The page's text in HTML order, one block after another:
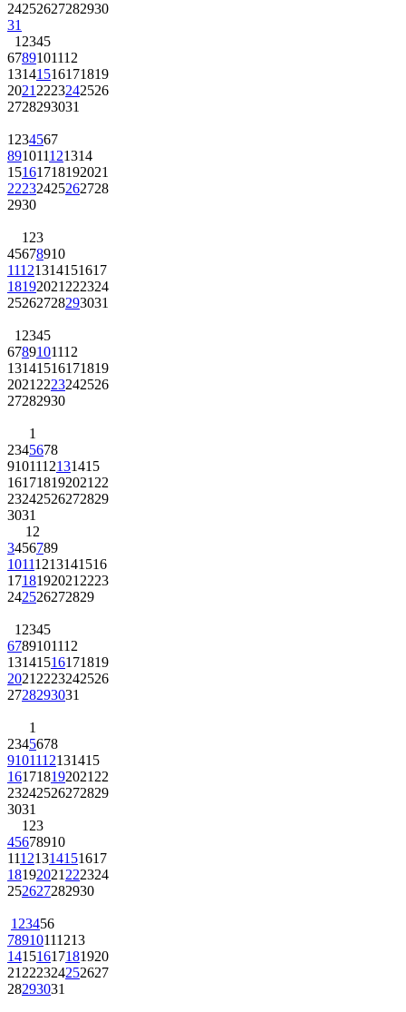
24252627282930
31
1 2345
6789101112
13141516171819
2021 2223242526
2728293031
1 234567
891011121314
15161718192021
22232425262728
2930
1 23
45678910
11121314151617
18192021 222324
25262728293031
1 2345
6789101112
13141516171819
2021 2223242526
27282930
1
2345678
9101112131415
161718192021 22
23242526272829
3031
1 2
3456789
10111213141516
1718192021 2223
242526272829
1 2345
6789101112
13141516171819
2021 2223242526
2728293031
1
2345678
9101112131415
161718192021 22
23242526272829
3031
1 23
45678910
11121314151617
18192021 222324
252627282930
1 23456
78910111213
14151617181920
21 222324252627
28293031